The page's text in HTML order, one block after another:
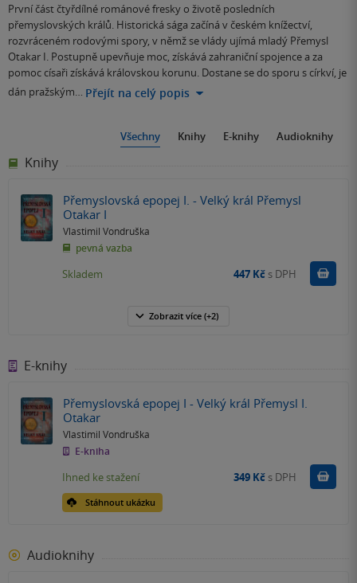
První část čtyřdílné románové fresky o životě posledních
přemyslovských králů. Historická sága začíná v českém knížectví,
rozvráceném rodovými spory, v němž se vlády ujímá mladý Přemysl
Otakar I. Postupně upevňuje moc, získává zahraniční spojence a za
pomoc císaři získává královskou korunu. Dostane se do sporu s církví, je
dán pražským… Přejít na celý popis
Všechny Knihy E-knihy Audioknihy
Knihy
Přemyslovská epopej I. - Velký král Přemysl
Otakar I
Vlastimil Vondruška
pevná vazba
Skladem 447 Kč s DPH
Zobrazit více (+2)
E-knihy
Přemyslovská epopej I - Velký král Přemysl I.
Otakar
Vlastimil Vondruška
E-kniha
Stáhnout ukázku
Ihned ke stažení 349 Kč s DPH Koupit
Audioknihy